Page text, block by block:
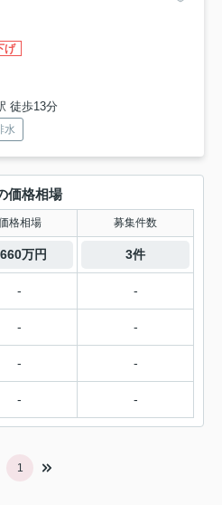
げ
徒歩13分
水
価格相場
格相場 募集件数
万円 3件
- -
- -
- -
- -
1